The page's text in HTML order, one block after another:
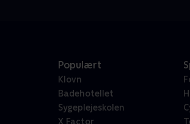
Populært
Klovn
Badehotellet
Sygeplejeskolen
X Factor